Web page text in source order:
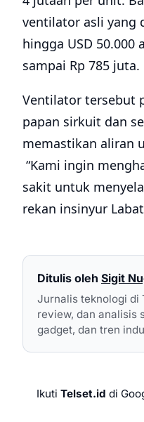
ventilator asli yang
hingga USD 50.000
sampai Rp 785 juta.
Ventilator tersebut
papan sirkuit dan
memastikan aliran
“Kami ingin
sakit untuk
rekan insinyur
Ditulis oleh Sigit
Jurnalis teknologi di
review, dan analisis
gadget, dan tren
Ikuti Telset.id di